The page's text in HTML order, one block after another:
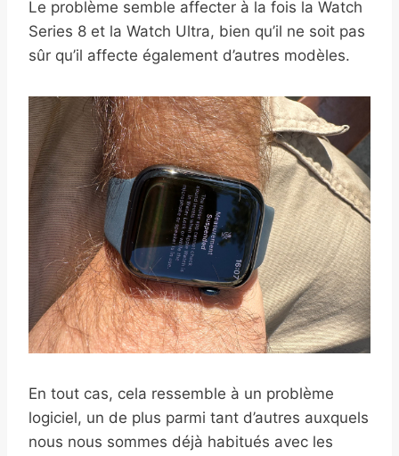
Le problème semble affecter à la fois la Watch
Series 8 et la Watch Ultra, bien qu’il ne soit pas
sûr qu’il affecte également d’autres modèles.
En tout cas, cela ressemble à un problème
logiciel, un de plus parmi tant d’autres auxquels
nous nous sommes déjà habitués avec les